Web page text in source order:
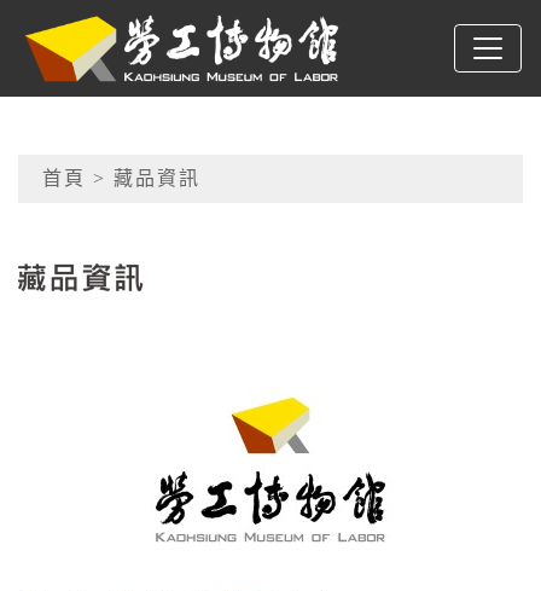
跳到主要內容
高雄市勞工博物館
網頁導覽
首頁 > 藏品資訊